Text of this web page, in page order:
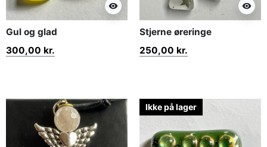
visibility
Gul og glad
300,00 kr.
visibility
Stjerne øreringe
250,00 kr.
Ikke på lager